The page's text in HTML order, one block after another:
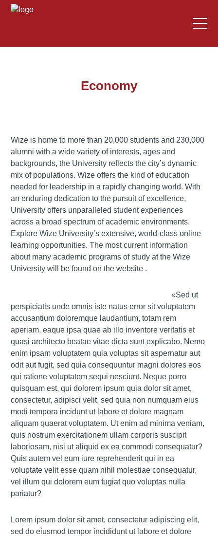
Economy
Wize is home to more than 20,000 students and 230,000
alumni with a wide variety of interests, ages and
backgrounds, the University reflects the city’s dynamic
mix of populations. Wize offers the kind of education
needed for leadership in a rapidly changing world. With
an enduring dedication to the pursuit of excellence,
University offers unparalleled student experiences
across a broad spectrum of academic environments.
Explore Wize University’s extensive, world-class online
learning opportunities. The most current information
about many academic programs of study at the Wize
University will be found on the website .
«Sed ut
perspiciatis unde omnis iste natus error sit voluptatem
accusantium doloremque laudantium, totam rem
aperiam, eaque ipsa quae ab illo inventore veritatis et
quasi architecto beatae vitae dicta sunt explicabo. Nemo
enim ipsam voluptatem quia voluptas sit aspernatur aut
odit aut fugit, sed quia consequuntur magni dolores eos
qui ratione voluptatem sequi nesciunt. Neque porro
quisquam est, qui dolorem ipsum quia dolor sit amet,
consectetur, adipisci velit, sed quia non numquam eius
modi tempora incidunt ut labore et dolore magnam
aliquam quaerat voluptatem. Ut enim ad minima veniam,
quis nostrum exercitationem ullam corporis suscipit
laboriosam, nisi ut aliquid ex ea commodi consequatur?
Quis autem vel eum iure reprehenderit qui in ea
voluptate velit esse quam nihil molestiae consequatur,
vel illum qui dolorem eum fugiat quo voluptas nulla
pariatur?
Lorem ipsum dolor sit amet, consectetur adipiscing elit,
sed do eiusmod tempor incididunt ut labore et dolore